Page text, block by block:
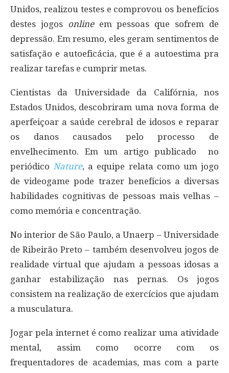
Unidos, realizou testes e comprovou os benefícios
destes jogos online em pessoas que sofrem de
depressão. Em resumo, eles geram sentimentos de
satisfação e autoeficácia, que é a autoestima pra
realizar tarefas e cumprir metas.
Cientistas da Universidade da Califórnia, nos
Estados Unidos, descobriram uma nova forma de
aperfeiçoar a saúde cerebral de idosos e reparar
os danos causados pelo processo de
envelhecimento. Em um artigo publicado no
periódico Nature, a equipe relata como um jogo
de videogame pode trazer benefícios a diversas
habilidades cognitivas de pessoas mais velhas –
como memória e concentração.
No interior de São Paulo, a Unaerp – Universidade
de Ribeirão Preto – também desenvolveu jogos de
realidade virtual que ajudam a pessoas idosas a
ganhar estabilização nas pernas. Os jogos
consistem na realização de exercícios que ajudam
a musculatura.
Jogar pela internet é como realizar uma atividade
mental, assim como ocorre com os
frequentadores de academias, mas com a parte